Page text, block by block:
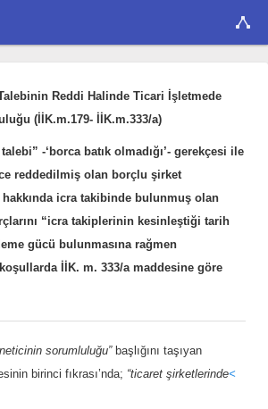
Reddi Halinde Ticari İşletmede
(İİK.m.179- İİK.m.333/a)
-‘borca batık olmadığı’- gerekçesi ile
reddedilmiş olan borçlu şirket
icra takibinde bulunmuş olan
“icra takiplerinin kesinleştiği tarih
gücü bulunmasına rağmen
İİK. m. 333/a maddesine göre
sorumluluğu” başlığını taşıyan
birinci fıkrası’nda; “ticaret şirketlerinde<